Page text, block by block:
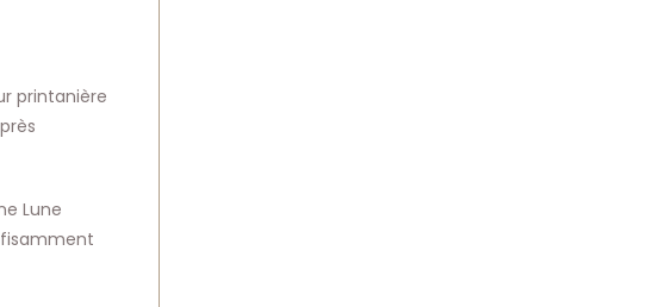
printanière
Lune